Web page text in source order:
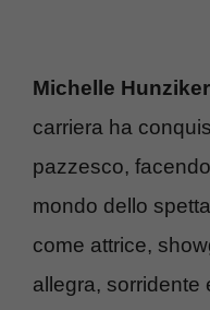
Michelle Hunziker
carriera ha
pazzesco,
mondo dello
come attrice,
allegra, sorridente